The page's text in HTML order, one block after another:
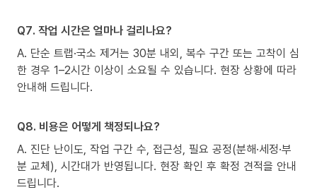
Q7. 작업 시간은 얼마나 걸리나요?
A. 단순 트랩·국소 제거는 30분 내외, 복수 구간 또는 고착이 심
한 경우 1–2시간 이상이 소요될 수 있습니다. 현장 상황에 따라
안내해 드립니다.
Q8. 비용은 어떻게 책정되나요?
A. 진단 난이도, 작업 구간 수, 접근성, 필요 공정(분해·세정·부
분 교체), 시간대가 반영됩니다. 현장 확인 후 확정 견적을 안내
드립니다.